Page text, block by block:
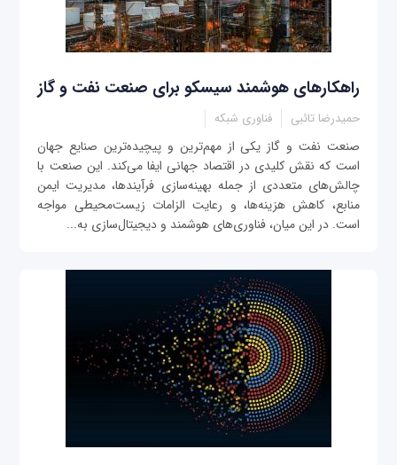
راهکارهای هوشمند سیسکو برای صنعت نفت و گاز
حمیدرضا تائبی فناوری شبکه
صنعت نفت و گاز یکی از مهم‌ترین و پیچیده‌ترین صنایع جهان
است که نقش کلیدی در اقتصاد جهانی ایفا می‌کند. این صنعت با
چالش‌های متعددی از جمله بهینه‌سازی فرآیندها، مدیریت ایمن
منابع، کاهش هزینه‌ها، و رعایت الزامات زیست‌محیطی مواجه
است. در این میان، فناوری‌های هوشمند و دیجیتال‌سازی به...